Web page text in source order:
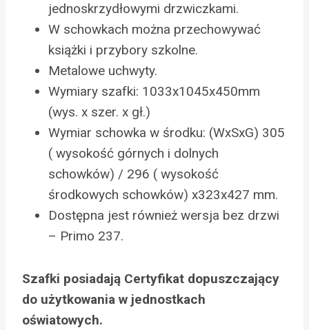
jednoskrzydłowymi drzwiczkami.
W schowkach można przechowywać
książki i przybory szkolne.
Metalowe uchwyty.
Wymiary szafki: 1033x1045x450mm
(wys. x szer. x gł.)
Wymiar schowka w środku: (WxSxG) 305
( wysokość górnych i dolnych
schowków) / 296 ( wysokość
środkowych schowków) x323x427 mm.
Dostępna jest również wersja bez drzwi
– Primo 237.
Szafki posiadają Certyfikat dopuszczający
do użytkowania w jednostkach
oświatowych.